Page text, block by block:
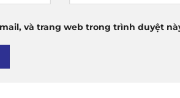
và trang web trong trình duyệt